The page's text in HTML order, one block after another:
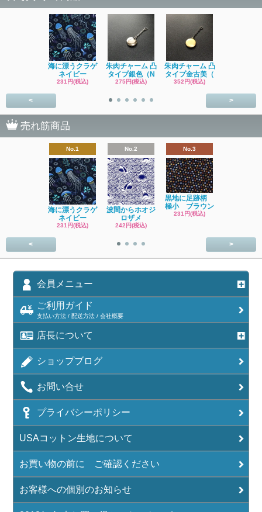
海に漂うクラゲ
ネイビー
231円(税込)
朱肉チャーム 凸
タイプ銀色（N
275円(税込)
朱肉チャーム 凸
タイプ金古美（
352円(税込)
< >
売れ筋商品
No.1
海に漂うクラゲ
ネイビー
231円(税込)
No.2
波間からホオジ
ロザメ
242円(税込)
No.3
黒地に足跡柄
極小 ブラウン
231円(税込)
< >
会員メニュー
ご利用ガイド
支払い方法 / 配送方法 / 会社概要
店長について
ショップブログ
お問い合せ
プライバシーポリシー
USAコットン生地について
お買い物の前に ご確認ください
お客様への個別のお知らせ